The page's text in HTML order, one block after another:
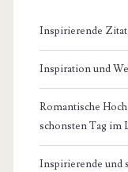
Inspirierende
Inspiration und
Romantische
schonsten Tag im
Inspirierende und